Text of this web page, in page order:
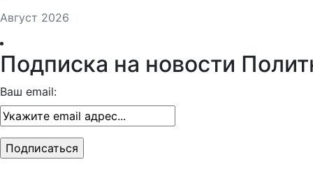
Август 2026
Подписка на новости
Ваш email: